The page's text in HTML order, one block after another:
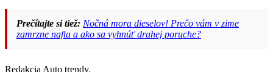
Prečítajte si tiež: Nočná mora dieselov! Prečo vám v zime
zamrzne nafta a ako sa vyhnúť drahej poruche?
Redakcia Auto trendy.